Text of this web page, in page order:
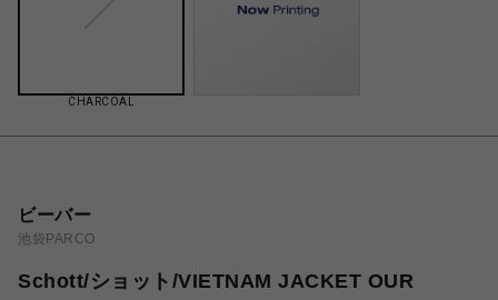
CHARCOAL
ビーバー
池袋PARCO
Schott/ショット/VIETNAM JACKET OUR